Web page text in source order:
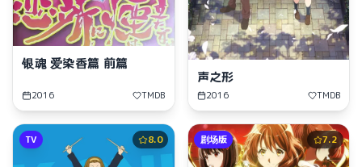
银魂 爱染香篇 前篇
2016 TMDB
声之形
2016 TMDB
8.0
TV 7.2
剧场版